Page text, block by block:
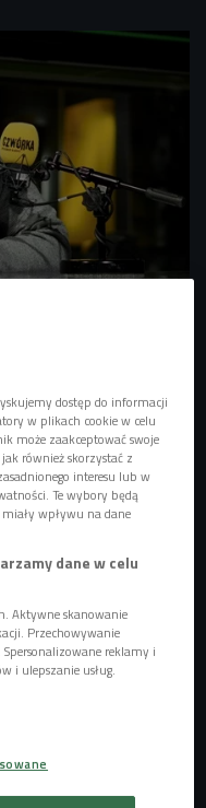
tajemnice kuchni
Kuchnia tego kraju to
łączy kuchnie
picie
Włochów, jak
da się ugotować
poznać w jego
oglądając kanał na
dostęp do informacji
w plikach cookie w celu
może zaakceptować swoje
również skorzystać z
interesu lub w
Te wybory będą
wpływu na dane
dane w celu
Aktywne skanowanie
Przechowywanie
reklamy i
i ulepszanie usług.